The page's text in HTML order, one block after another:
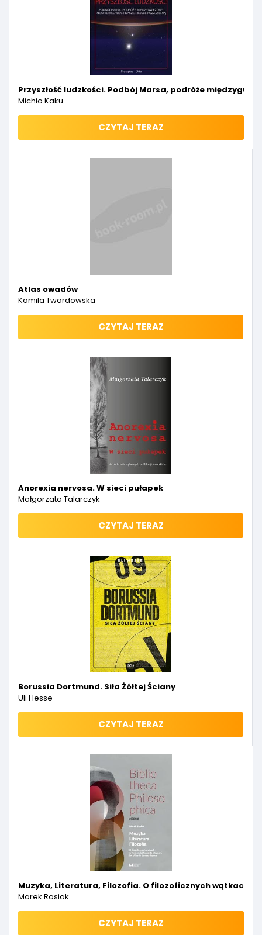
Przyszłość ludzkości. Podbój Marsa, podróże
Michio Kaku
CZYTAJ TERAZ
Atlas owadów
Kamila Twardowska
CZYTAJ TERAZ
Anorexia nervosa. W sieci pułapek
Małgorzata Talarczyk
CZYTAJ TERAZ
Borussia Dortmund. Siła Żółtej Ściany
Uli Hesse
CZYTAJ TERAZ
Muzyka, Literatura, Filozofia. O filozoficznych wątkach
Marek Rosiak
CZYTAJ TERAZ